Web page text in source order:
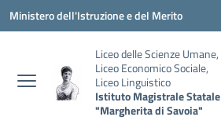
Vai ai contenuti
Vai al menu di navigazione
Vai al footer
Ministero dell'Istruzione e del Merito
Liceo delle Scienze Umane,
Liceo Economico Sociale,
Liceo Linguistico
Istituto Magistrale Statale
"Margherita di Savoia"